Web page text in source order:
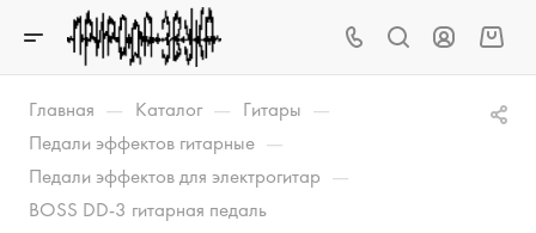
Главная — Каталог — Гитары —
Педали эффектов гитарные —
Педали эффектов для электрогитар —
BOSS DD-3 гитарная педаль